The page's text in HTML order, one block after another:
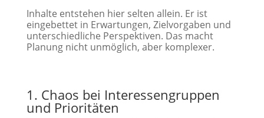
Inhalte entstehen hier selten allein. Er ist
eingebettet in Erwartungen, Zielvorgaben und
unterschiedliche Perspektiven. Das macht
Planung nicht unmöglich, aber komplexer.
1. Chaos bei Interessengruppen
und Prioritäten